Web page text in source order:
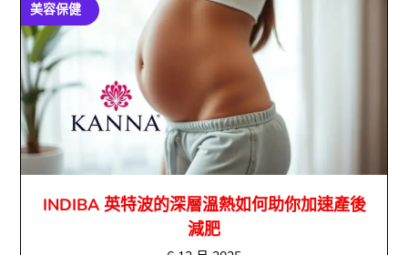
美容保健
INDIBA 英特波的深層溫熱如何助你加速產後
減肥